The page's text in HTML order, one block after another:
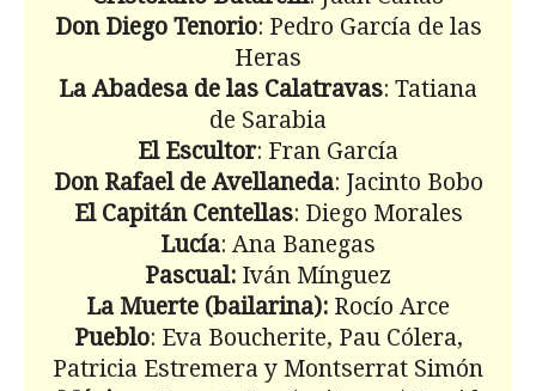
Don Diego Tenorio: Pedro García de las
Heras
La Abadesa de las Calatravas: Tatiana
de Sarabia
El Escultor: Fran García
Don Rafael de Avellaneda: Jacinto Bobo
El Capitán Centellas: Diego Morales
Lucía: Ana Banegas
Pascual: Iván Mínguez
La Muerte (bailarina): Rocío Arce
Pueblo: Eva Boucherite, Pau Cólera,
Patricia Estremera y Montserrat Simón